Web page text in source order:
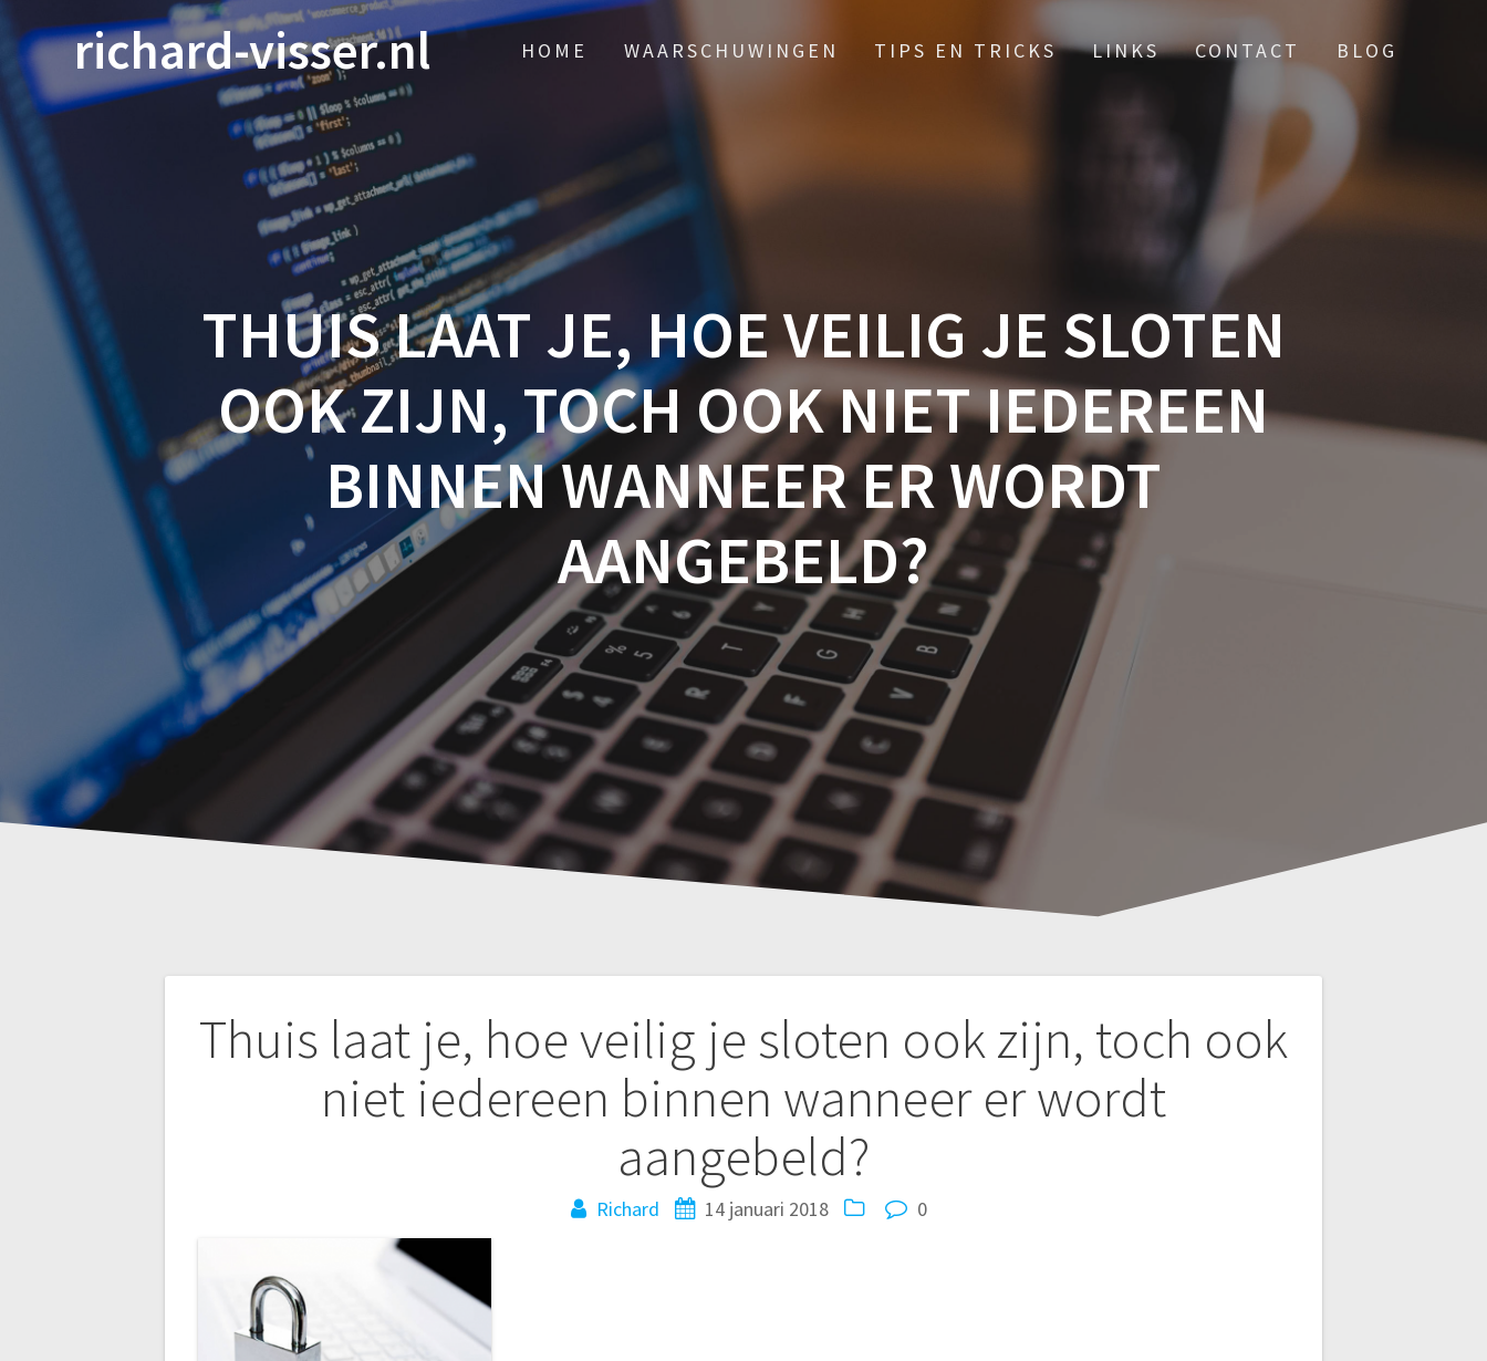
naar
de
inhoud
richard-visser.nl HOME WAARSCHUWINGEN TIPS EN TRICKS LINKS CONTACT BLOG
THUIS LAAT JE, HOE VEILIG JE SLOTEN
OOK ZIJN, TOCH OOK NIET IEDEREEN
BINNEN WANNEER ER WORDT
AANGEBELD?
Thuis laat je, hoe veilig je sloten ook zijn, toch ook
niet iedereen binnen wanneer er wordt
aangebeld?
Richard 14 januari 2018 0
Bericht
navigatie